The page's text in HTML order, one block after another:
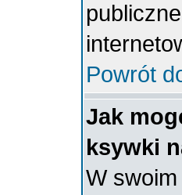
Powrót
Jak
ksywki
W